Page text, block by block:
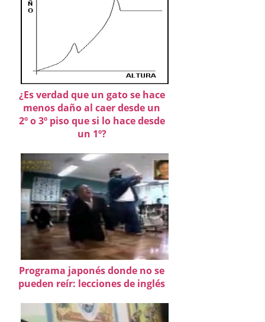
¿Es verdad que un gato se hace
menos daño al caer desde un
2º o 3º piso que si lo hace desde
un 1º?
Programa japonés donde no se
pueden reír: lecciones de inglés